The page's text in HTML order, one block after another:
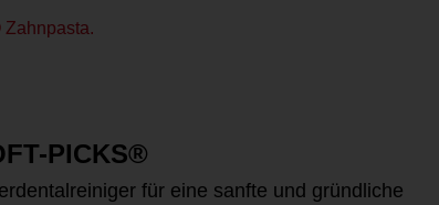
Zahnpasta.
PICKS®
für eine sanfte und gründliche